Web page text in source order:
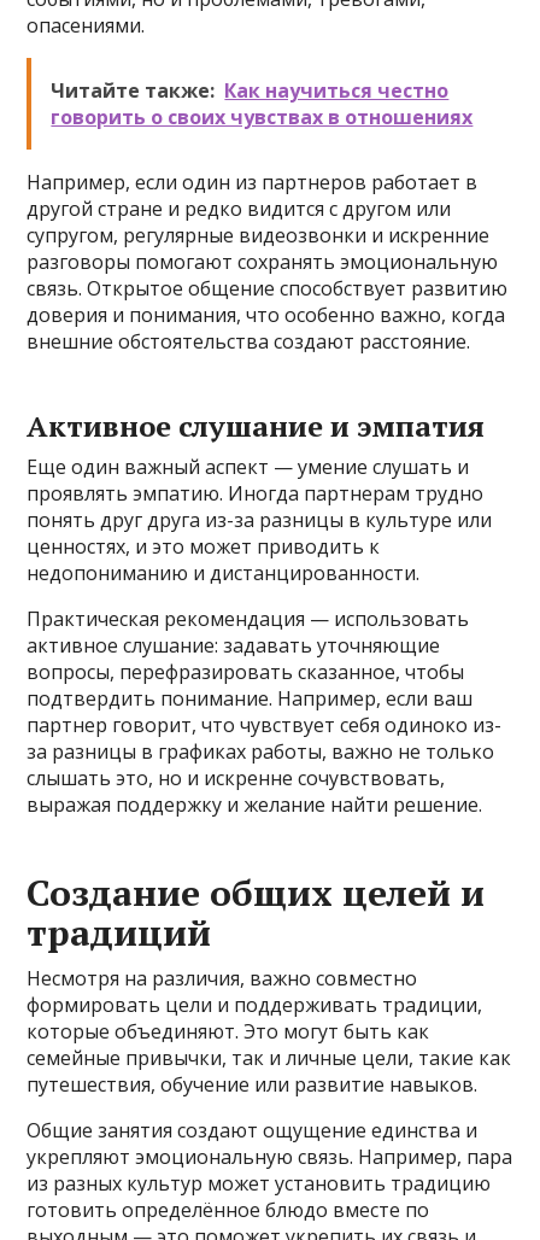
опасениями.
Читайте также: Как научиться честно
говорить о своих чувствах в отношениях
Например, если один из партнеров работает в
другой стране и редко видится с другом или
супругом, регулярные видеозвонки и искренние
разговоры помогают сохранять эмоциональную
связь. Открытое общение способствует развитию
доверия и понимания, что особенно важно, когда
внешние обстоятельства создают расстояние.
Активное слушание и эмпатия
Еще один важный аспект — умение слушать и
проявлять эмпатию. Иногда партнерам трудно
понять друг друга из-за разницы в культуре или
ценностях, и это может приводить к
недопониманию и дистанцированности.
Практическая рекомендация — использовать
активное слушание: задавать уточняющие
вопросы, перефразировать сказанное, чтобы
подтвердить понимание. Например, если ваш
партнер говорит, что чувствует себя одиноко из-
за разницы в графиках работы, важно не только
слышать это, но и искренне сочувствовать,
выражая поддержку и желание найти решение.
Создание общих целей и
традиций
Несмотря на различия, важно совместно
формировать цели и поддерживать традиции,
которые объединяют. Это могут быть как
семейные привычки, так и личные цели, такие как
путешествия, обучение или развитие навыков.
Общие занятия создают ощущение единства и
укрепляют эмоциональную связь. Например, пара
из разных культур может установить традицию
готовить определённое блюдо вместе по